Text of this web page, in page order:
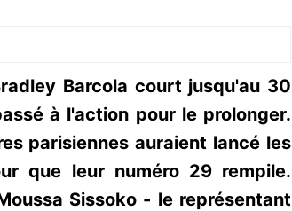
Barcola court jusqu'au 30
à l'action pour le prolonger.
parisiennes auraient lancé les
que leur numéro 29 rempile.
Sissoko - le représentant